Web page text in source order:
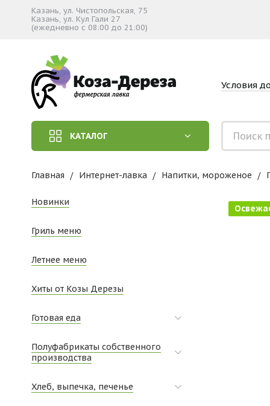
Казань, ул. Чистопольская, 75
Казань, ул. Кул Гали 27
(ежедневно с 08:00 до 21:00)
Условия
КАТАЛОГ
Главная Интернет-лавка Напитки, мороженое
Новинки
Гриль меню
Летнее меню
Хиты от Козы Дерезы
Готовая еда
Полуфабрикаты собственного
производства
Хлеб, выпечка, печенье